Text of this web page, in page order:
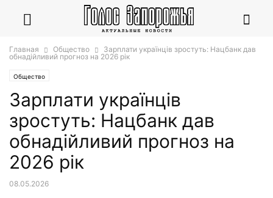
Главная Общество
Зарплати українців зростуть: Нацбанк дав
обнадійливий прогноз на 2026 рік
Общество
Зарплати українців
зростуть: Нацбанк дав
обнадійливий прогноз на
2026 рік
08.05.2026